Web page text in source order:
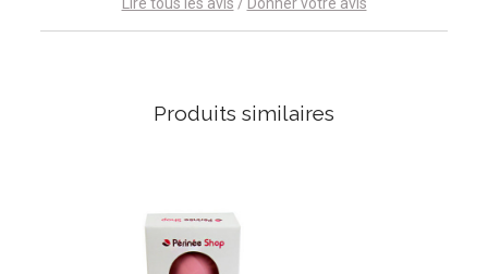
Produits similaires